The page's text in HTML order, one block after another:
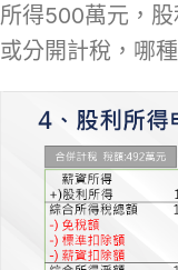
所得500萬元，
或分開計稅，哪